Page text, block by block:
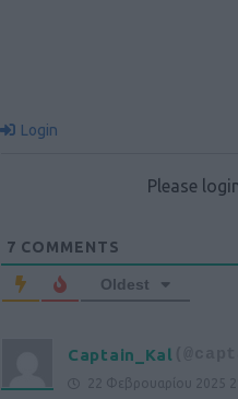
Login
Please
7 COMMENTS
Oldest
Captain_Kal
22 Φεβρουαρίου 2025